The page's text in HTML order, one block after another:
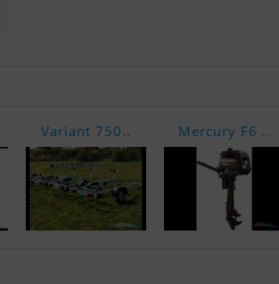
Variant 750.. Mercury F6 ..